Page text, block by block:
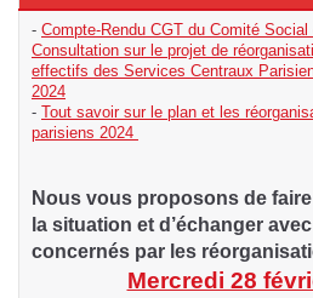
- Compte-Rendu CGT du Comité
Consultation sur le projet de
effectifs des Services Centraux
2024
- Tout savoir sur le plan et les
parisiens 2024
Nous vous proposons de
la situation et d’échanger
concernés par les
Mercredi 28